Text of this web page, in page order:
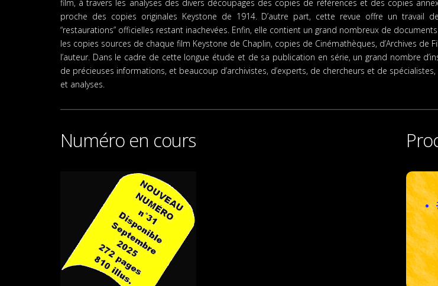
film, à travers les analyses des divers découpages des copies de références et des copies
proche des copies originales Keystone de 1914. D’autre part, cette revue offre un travail
“restaurations” officielles restant inachevées. Enfin, elle contient un grand nombreux de
les copies sources de chaque film Keystone de Chaplin, copies de Cinémathèques, d’Archives
l’auteur. Dans le cadre de cette longue étude et de sa publication en série, un grand nombre
de précieuses informations, et beaucoup d’archivistes, d’experts, de chercheurs et de
et analyses.
Numéro en cours